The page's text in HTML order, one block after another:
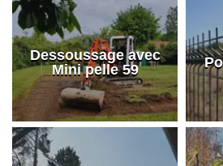
Dessoussage avec
Mini pelle 59